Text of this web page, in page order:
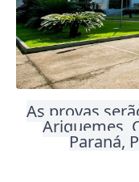
As provas
Ariquemes,
Paraná,